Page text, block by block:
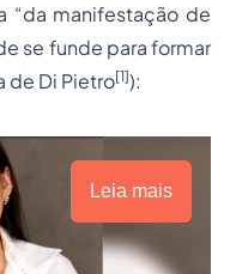
“da manifestação de
se funde para formar
de Di Pietro[1]):
Leia mais